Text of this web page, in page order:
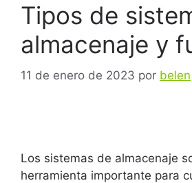
Tipos de
almacenaje y
11 de enero de 2023 por belen
Los sistemas de almacenaje
herramienta importante para